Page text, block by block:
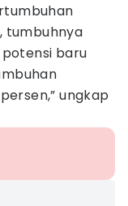
tumbuhnya
potensi baru
ungkap